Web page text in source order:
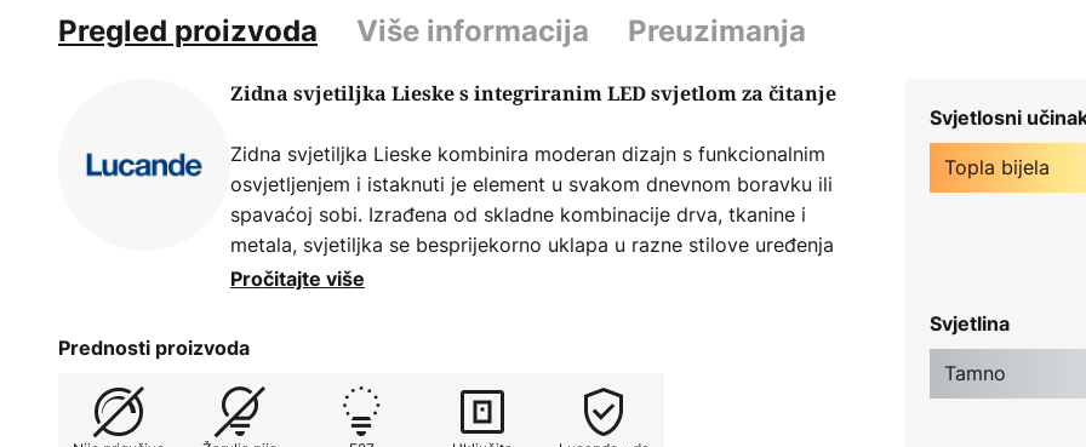
Pregled proizvoda Više informacija Preuzimanja
Zidna svjetiljka Lieske s integriranim LED svjetlom za čitanje
Zidna svjetiljka Lieske kombinira moderan dizajn s funkcionalnim
osvjetljenjem i istaknuti je element u svakom dnevnom boravku ili
spavaćoj sobi. Izrađena od skladne kombinacije drva, tkanine i
metala, svjetiljka se besprijekorno uklapa u razne stilove uređenja
interijera.
Ova lampa ima E27 grlo i integrirano LED čitalno svjetlo s toplom
drvenoj boji naglašava bezvremensku eleganciju lampe i čini je
svestranim elementom u uređenju interijera. Idealna je za sve koji
Pročitajte više
Prednosti proizvoda
Svjetlosni
Topla bijela
Svjetlina
Tamno